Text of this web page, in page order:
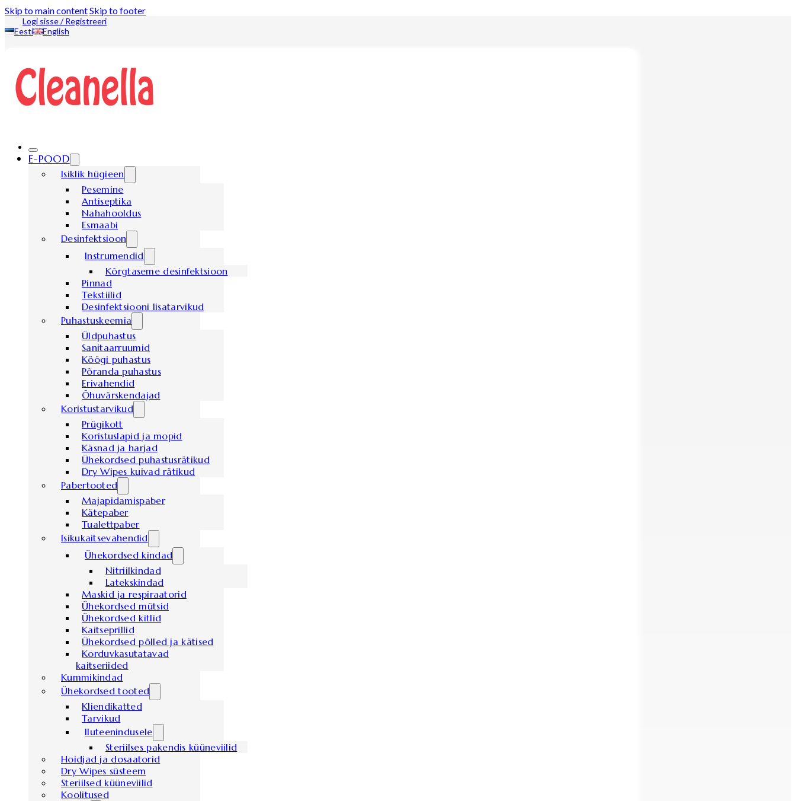
Skip to main contentSkip to footer
Logi sisse / Registreeri
Eesti
English
E-POOD
Isiklik hügieen
Pesemine
Antiseptika
Nahahooldus
Esmaabi
Desinfektsioon
Instrumendid
Kõrgtaseme desinfektsioon
Pinnad
Tekstiilid
Desinfektsiooni lisatarvikud
Puhastuskeemia
Üldpuhastus
Sanitaarruumid
Köögi puhastus
Põranda puhastus
Erivahendid
Õhuvärskendajad
Koristustarvikud
Prügikott
Koristuslapid ja mopid
Käsnad ja harjad
Ühekordsed puhastusrätikud
Dry Wipes kuivad rätikud
Pabertooted
Majapidamispaber
Kätepaber
Tualettpaber
Isikukaitsevahendid
Ühekordsed kindad
Nitriilkindad
Latekskindad
Maskid ja respiraatorid
Ühekordsed mütsid
Ühekordsed kitlid
Kaitseprillid
Ühekordsed põlled ja kätised
Korduvkasutatavad
kaitseriided
Kummikindad
Ühekordsed tooted
Kliendikatted
Tarvikud
Iluteenindusele
Steriilses pakendis küüneviilid
Hoidjad ja dosaatorid
Dry Wipes süsteem
Steriilsed küüneviilid
Koolitused